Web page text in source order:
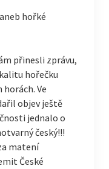
hořké
přinesli zprávu,
hořečku
Ve
objev ještě
jednalo o
český!!!
matení
České